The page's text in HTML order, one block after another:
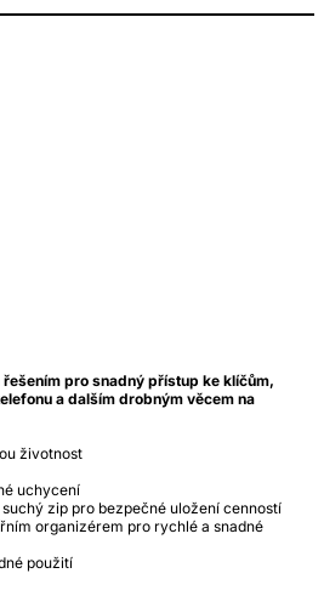
pro snadný přístup ke klíčům,
a dalším drobným věcem na
životnost
uchycení
zip pro bezpečné uložení cenností
organizérem pro rychlé a snadné
použití